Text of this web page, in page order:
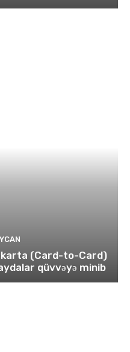
(Card-to-Card)
qüvvəyə minib